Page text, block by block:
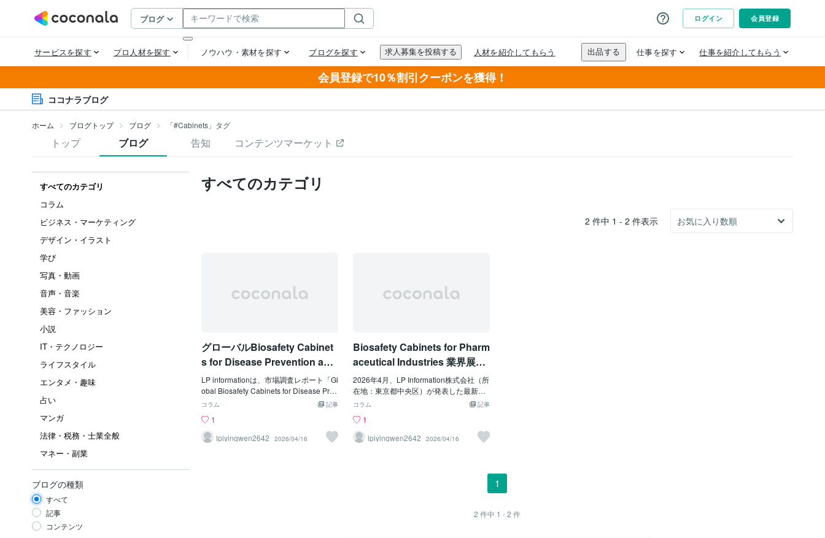
会員登録で10％割引クーポンを獲得！
ココナラブログ
ホーム ブログトップ ブログ 「#Cabinets」タグ
トップ ブログ 告知 コンテンツマーケット
すべてのカテゴリ
コラム
ビジネス・マーケティング
デザイン・イラスト
学び
写真・動画
音声・音楽
美容・ファッション
小説
IT・テクノロジー
ライフスタイル
エンタメ・趣味
占い
マンガ
法律・税務・士業全般
マネー・副業
ブログの種類
すべて
記事
コンテンツ
すべてのカテゴリ
2 件中 1 - 2 件表示
グローバルBiosafety Cabinet
s for Disease Prevention and
Control市場成長予測レポート
2026-2032
LP informationは、市場調査レポート「Gl
obal Biosafety Cabinets for Disease Prev
ention and Control Market Growth 2026-
は、世界のBiosafety Cabinets for Diseas
e Prevention and Control市場における競
争環境を包括的に分析し、当該製品セグ
記事
コラム
1
lpiyingwen2642
2026/04/16
Biosafety Cabinets for Pharm
aceutical Industries 業界展望
分析レポート 2026-2032
2026年4月、LP Information株式会社（所
在地：東京都中央区）が発表した最新調
査レポート「Global Biosafety Cabinets f
wth 2026-2032」では、過去の販売実績
を基に、2025年の世界全体のBiosafety C
abinets for Pharmaceutical Industriesの
to grow from US$ 108 million in 2025 to
記事
コラム
1
lpiyingwen2642
2026/04/16
1
2 件中 1 - 2 件